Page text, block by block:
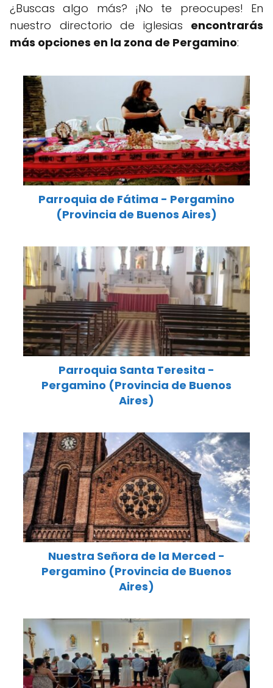
¿Buscas algo más? ¡No te preocupes! En
nuestro directorio de iglesias encontrarás
más opciones en la zona de Pergamino:
Parroquia de Fátima - Pergamino
(Provincia de Buenos Aires)
Parroquia Santa Teresita -
Pergamino (Provincia de Buenos
Aires)
Nuestra Señora de la Merced -
Pergamino (Provincia de Buenos
Aires)